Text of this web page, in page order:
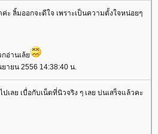
ะ ลิ้มออกจะดีใจ เพราะเป็นความตั้งใจหน่อยๆ
กอ่านเล้
ยายน 2556 14:38:40 น.
ปเลย เบื่อกับเน็ตที่นิวจริง ๆ เลย บ่นเสร็จแล้วคะ